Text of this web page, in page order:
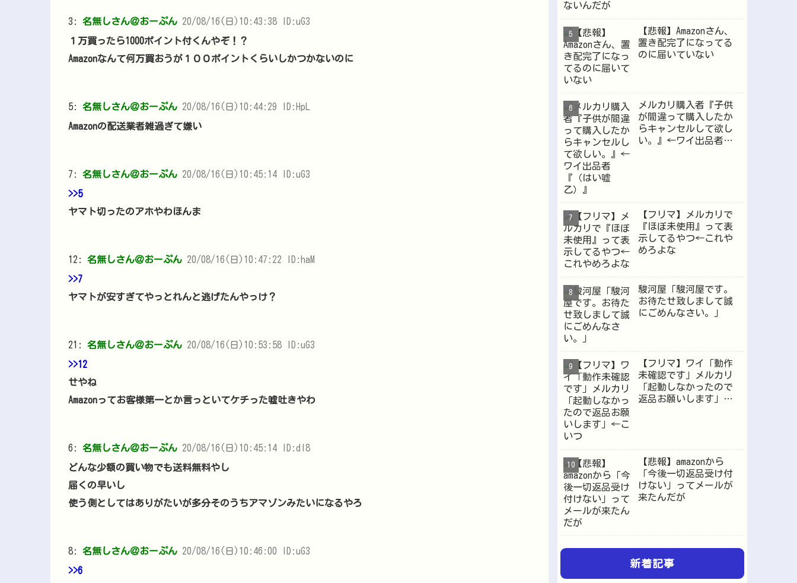
3: 名無しさん＠おーぷん 20/08/16(日)10:43:38 ID:uG3
１万買ったら1000ポイント付くんやぞ！？
Amazonなんて何万買おうが１００ポイントくらいしかつかないのに
5: 名無しさん＠おーぷん 20/08/16(日)10:44:29 ID:HpL
Amazonの配送業者雑過ぎて嫌い
7: 名無しさん＠おーぷん 20/08/16(日)10:45:14 ID:uG3
>>5
ヤマト切ったのアホやわほんま
12: 名無しさん＠おーぷん 20/08/16(日)10:47:22 ID:haM
>>7
ヤマトが安すぎてやっとれんと逃げたんやっけ？
21: 名無しさん＠おーぷん 20/08/16(日)10:53:58 ID:uG3
>>12
せやね
Amazonってお客様第一とか言っといてケチった嘘吐きやわ
6: 名無しさん＠おーぷん 20/08/16(日)10:45:14 ID:dl8
どんな少額の買い物でも送料無料やし
届くの早いし
使う側としてはありがたいが多分そのうちアマゾンみたいになるやろ
8: 名無しさん＠おーぷん 20/08/16(日)10:46:00 ID:uG3
>>6
【悲報】Amazonさん、
置き配完了になってる
のに届いていない
メルカリ購入者『子供
が間違って購入したか
らキャンセルして欲し
い。』←ワイ出品者
【フリマ】メルカリで
『ほぼ未使用』って表
示してるやつ←これや
めろよな
駿河屋「駿河屋です。
お待たせ致しまして誠
にごめんなさい。」
【フリマ】ワイ「動作
未確認です」メルカリ
「起動しなかったので
返品お願いします」←
【悲報】amazonから
「今後一切返品受け付
けない」ってメールが
来たんだが
新着記事